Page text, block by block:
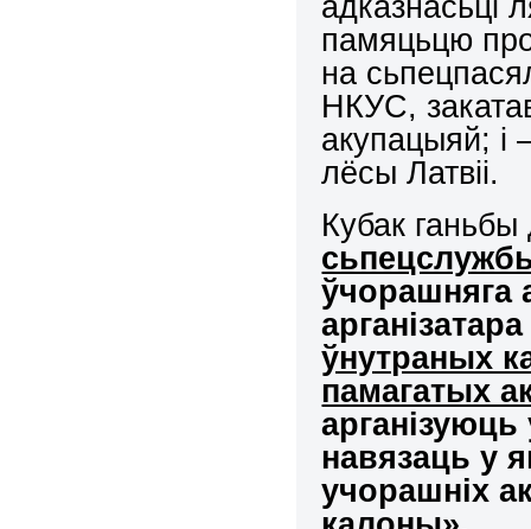
памяцьцю
на
НКУС,
акупацыяй; і
лёсы Латвіі.
Кубак ганьбы
ўчорашняга
ўнутраных
памагатых
навязаць у
учорашніх